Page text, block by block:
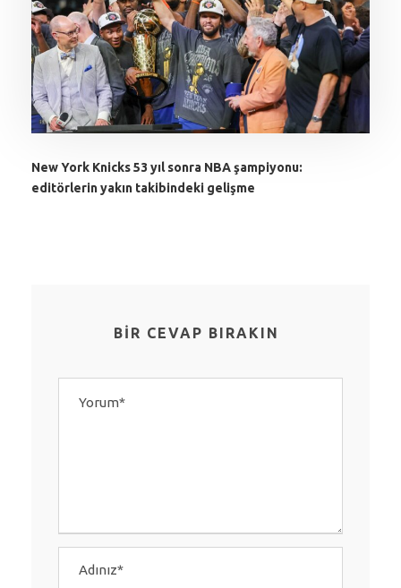
New York Knicks 53 yıl sonra NBA şampiyonu:
editörlerin yakın takibindeki gelişme
BIR CEVAP BIRAKIN